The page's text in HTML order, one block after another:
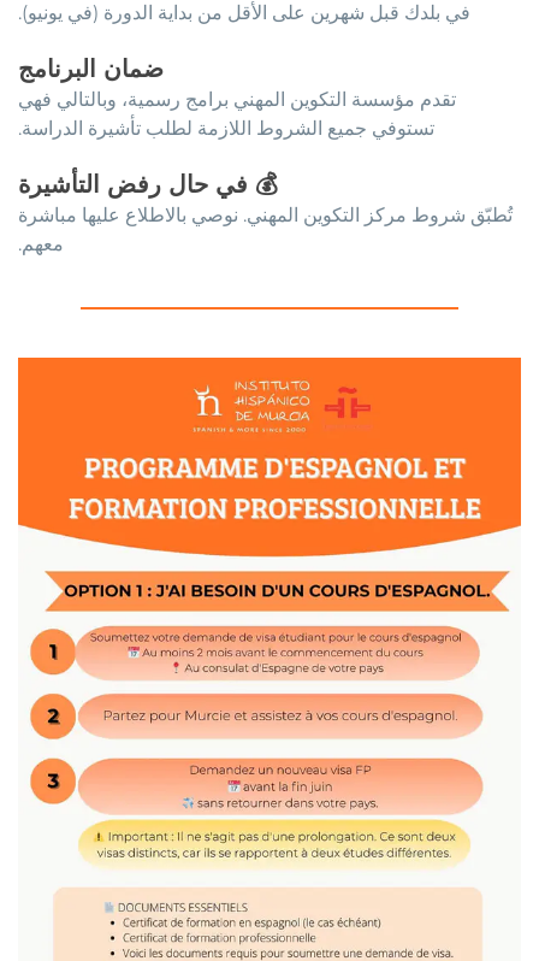
في بلدك قبل شهرين على الأقل من بداية الدورة (في يونيو).
ضمان البرنامج
تقدم مؤسسة التكوين المهني برامج رسمية، وبالتالي فهي
تستوفي جميع الشروط اللازمة لطلب تأشيرة الدراسة.
💰 في حال رفض التأشيرة
تُطبّق شروط مركز التكوين المهني. نوصي بالاطلاع عليها مباشرة
معهم.